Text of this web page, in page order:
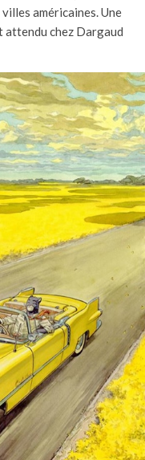
américaines. Une
attendu chez Dargaud